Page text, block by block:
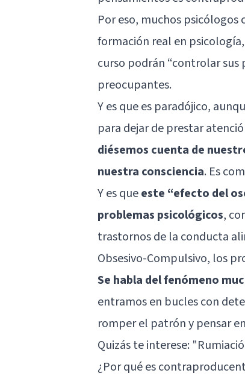
Por eso, muchos psicólogos
formación real en
curso podrán “controlar sus
preocupantes.
Y es que es paradójico,
para dejar de prestar
diésemos cuenta de
nuestra consciencia. Es
Y es queeste “efecto del
problemas psicológicos,
trastornos de la conducta
Obsesivo-Compulsivo, los
Se habla del fenómeno
entramos en bucles con
romper el patrón y pensar
Quizás te interese: "
¿Por qué es